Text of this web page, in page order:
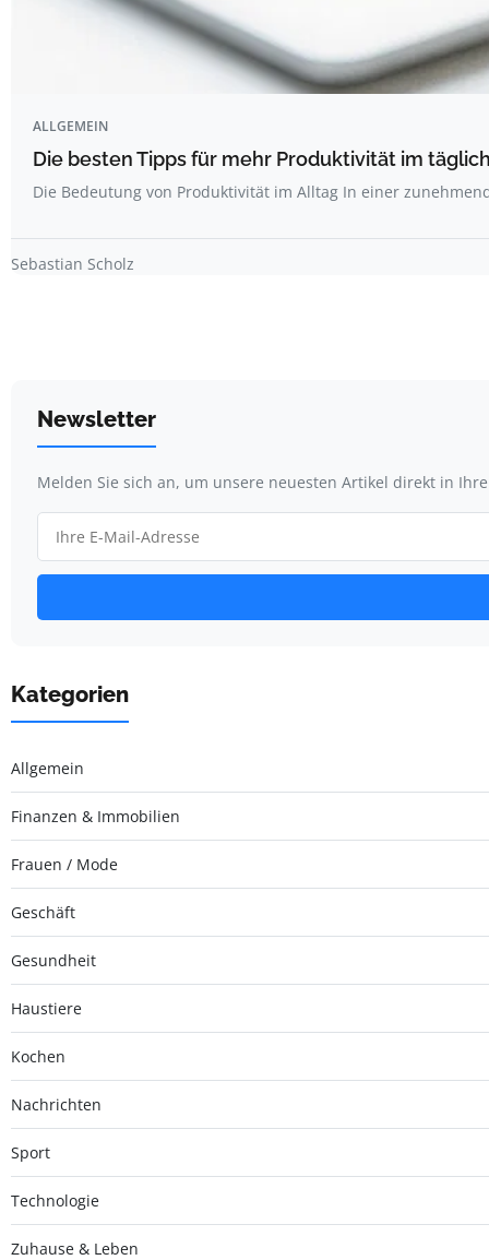
ALLGEMEIN
Die besten Tipps für mehr Produktivität im
Die Bedeutung von Produktivität im Alltag In einer
Sebastian Scholz
Newsletter
Melden Sie sich an, um unsere neuesten Artikel direkt in
Kategorien
Allgemein
Finanzen & Immobilien
Frauen / Mode
Geschäft
Gesundheit
Haustiere
Kochen
Nachrichten
Sport
Technologie
Zuhause & Leben